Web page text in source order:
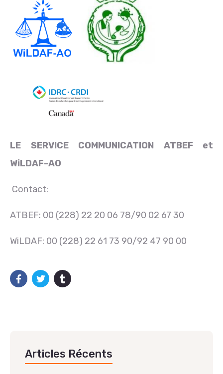
LE SERVICE COMMUNICATION ATBEF et
WiLDAF-AO
Contact:
ATBEF: 00 (228) 22 20 06 78/90 02 67 30
WiLDAF: 00 (228) 22 61 73 90/92 47 90 00
Articles Récents